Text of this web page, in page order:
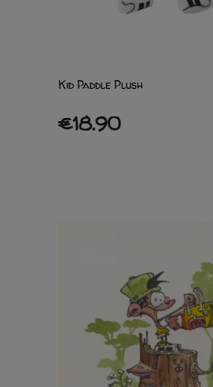
Kid Paddle Plush
€18.90